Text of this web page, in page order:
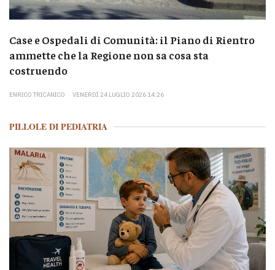
Case e Ospedali di Comunità: il Piano di Rientro
ammette che la Regione non sa cosa sta
costruendo
ENRICO TRICANICO VENERDÌ 24 LUGLIO 2026 14:26
PILLOLE DI PEDIATRIA